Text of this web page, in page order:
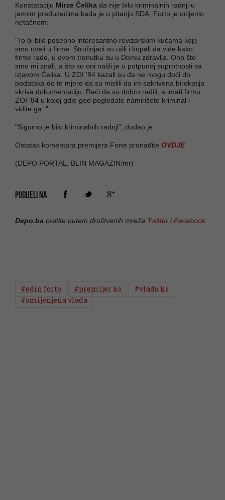
Konstataciju Mirze Čelika da nije bilo kriminalnih radnji u
javnim preduzećima kada je u pitanju SDA, Forto je ocijenio
netačnom:
"To bi bilo posebno interesantno revizorskim kućama koje
smo uveli u firme. Stručnjaci su ušli i kopali da vide kako
firme rade, u ovom trenutku su u Domu zdravlja. Ono što
smo mi znali, a što su oni našli je u potpunoj suprotnosti sa
izjavom Čelika. U ZOI '84 kazali su da ne mogu doći do
podataka do te mjere da su mislili da im sakrivena birokatija
skriva dokumentaciju. Reći da su dobro radili, a imati firmu
ZOI '84 u kojoj gdje god pogledate namirišete kriminal i
vidite ga.."
"Sigurno je bilo kriminalnih radnji", dodao je.
Ostatak komentara premijera Forte pronađite OVDJE
(DEPO PORTAL, BLIN MAGAZIN/mr)
PODIJELI NA
Depo.ba pratite putem društvenih mreža Twitter iFacebook
#edin forto #premijer ks
#vlada ks
#smijenjena vlada